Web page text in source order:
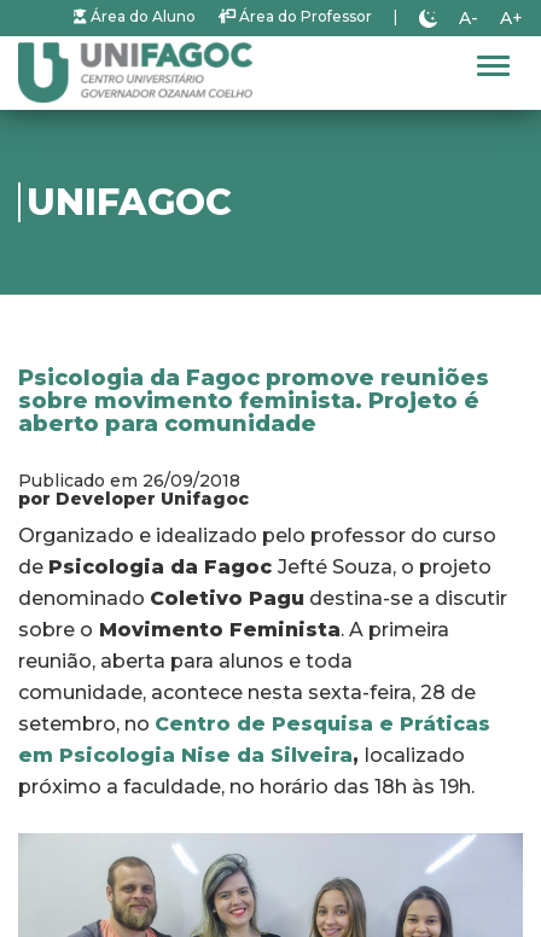
Área do Aluno Área do Professor A- A+
UNIFAGOC
Psicologia da Fagoc promove reuniões
sobre movimento feminista. Projeto é
aberto para comunidade
Publicado em 26/09/2018
por Developer Unifagoc
Organizado e idealizado pelo professor do curso
de Psicologia da Fagoc Jefté Souza, o projeto
denominado Coletivo Pagu destina-se a discutir
sobre o Movimento Feminista. A primeira
reunião, aberta para alunos e toda
comunidade, acontece nesta sexta-feira, 28 de
setembro, no Centro de Pesquisa e Práticas
em Psicologia Nise da Silveira, localizado
próximo a faculdade, no horário das 18h às 19h.